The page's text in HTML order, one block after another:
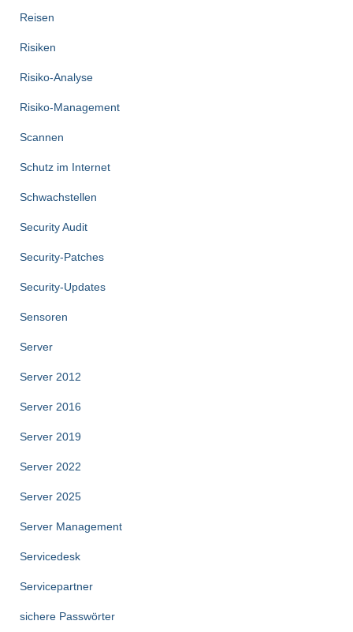
Reisen
Risiken
Risiko-Analyse
Risiko-Management
Scannen
Schutz im Internet
Schwachstellen
Security Audit
Security-Patches
Security-Updates
Sensoren
Server
Server 2012
Server 2016
Server 2019
Server 2022
Server 2025
Server Management
Servicedesk
Servicepartner
sichere Passwörter